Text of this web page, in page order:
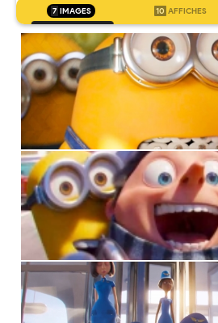
7 IMAGES 10 AFFICHES